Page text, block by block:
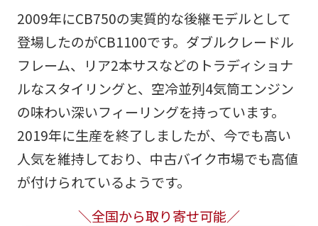
2009年にCB750の実質的な後継モデルとして
登場したのがCB1100です。ダブルクレードル
フレーム、リア2本サスなどのトラディショナ
ルなスタイリングと、空冷並列4気筒エンジン
の味わい深いフィーリングを持っています。
2019年に生産を終了しましたが、今でも高い
人気を維持しており、中古バイク市場でも高値
が付けられているようです。
＼全国から取り寄せ可能／